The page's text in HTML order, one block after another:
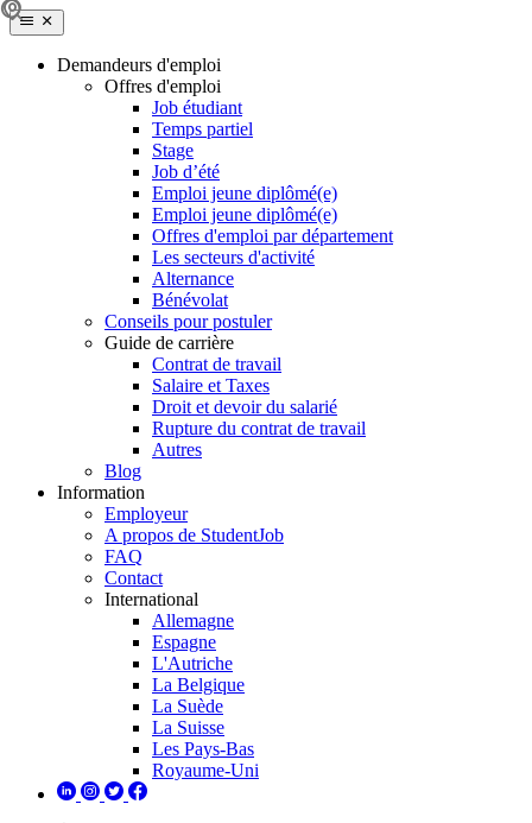
Demandeurs d'emploi
Offres d'emploi
Job étudiant
Temps partiel
Stage
Job d’été
Emploi jeune diplômé(e)
Emploi jeune diplômé(e)
Offres d'emploi par département
Les secteurs d'activité
Alternance
Bénévolat
Conseils pour postuler
Guide de carrière
Contrat de travail
Salaire et Taxes
Droit et devoir du salarié
Rupture du contrat de travail
Autres
Blog
Information
Employeur
A propos de StudentJob
FAQ
Contact
International
Allemagne
Espagne
L'Autriche
La Belgique
La Suède
La Suisse
Les Pays-Bas
Royaume-Uni